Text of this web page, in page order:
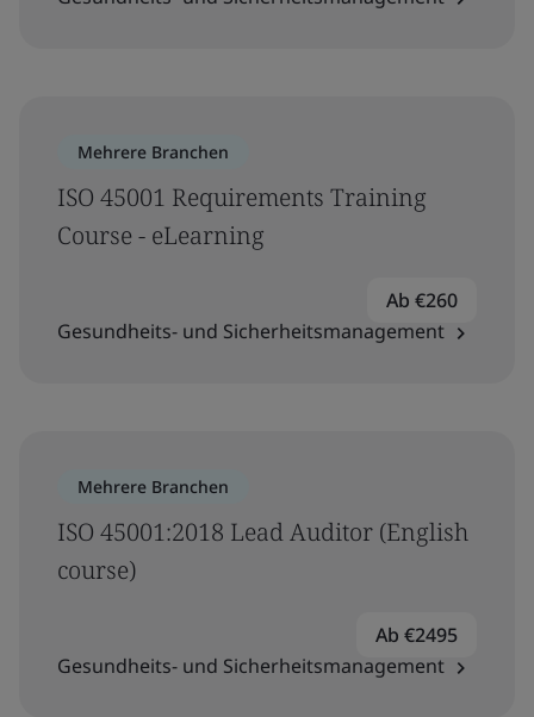
Mehrere Branchen
ISO 45001 Requirements Training
Course - eLearning
Gesundheits- und Sicherheitsmanagement
Ab €260
Mehrere Branchen
ISO 45001:2018 Lead Auditor (English
course)
Gesundheits- und Sicherheitsmanagement
Ab €2495